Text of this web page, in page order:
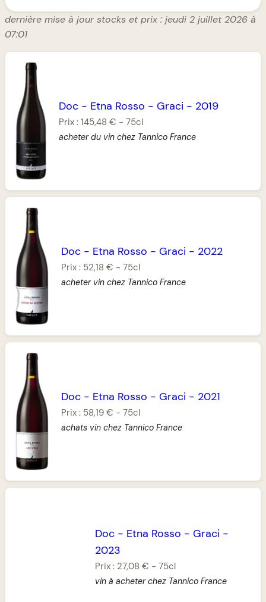
dernière mise à jour stocks et prix : jeudi 2 juillet 2026 à
07:01
Doc - Etna Rosso - Graci - 2019
Prix :145,48 € -75cl
acheter du vin chez Tannico France
Doc- Etna Rosso - Graci - 2022
Prix : 52,18 € - 75cl
acheter vin chez Tannico France
Doc- Etna Rosso - Graci - 2021
Prix : 58,19 € - 75cl
achats vin chez Tannico France
Doc- Etna Rosso - Graci -
2023
Prix : 27,08 € - 75cl
vin à acheter chez Tannico France